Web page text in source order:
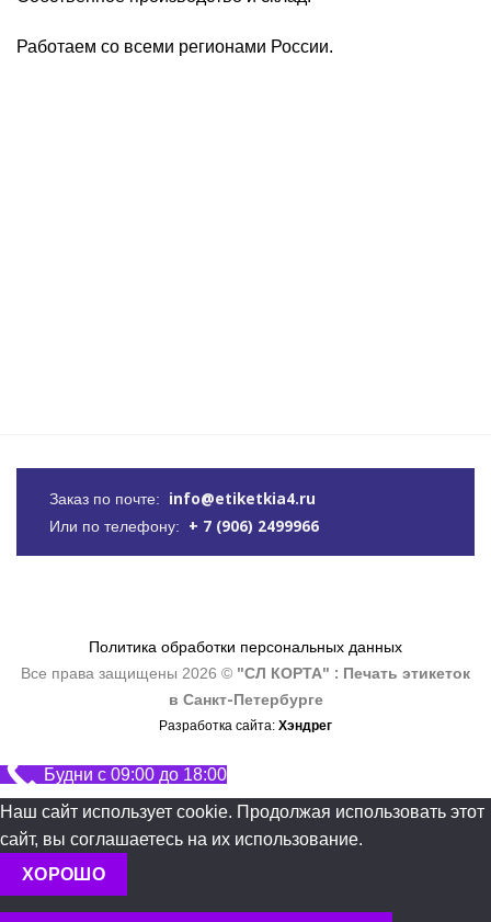
Работаем со всеми регионами России.
Заказ по почте: info@etiketkia4.ru
Или по телефону: + 7 (906) 2499966
Политика обработки персональных данных
Все права защищены 2026 © "СЛ КОРТА" : Печать этикеток
в Санкт-Петербурге
Разработка сайта: Хэндрег
Будни с 09:00 до 18:00
Наш сайт использует cookie. Продолжая использовать этот
сайт, вы соглашаетесь на их использование.
ХОРОШО